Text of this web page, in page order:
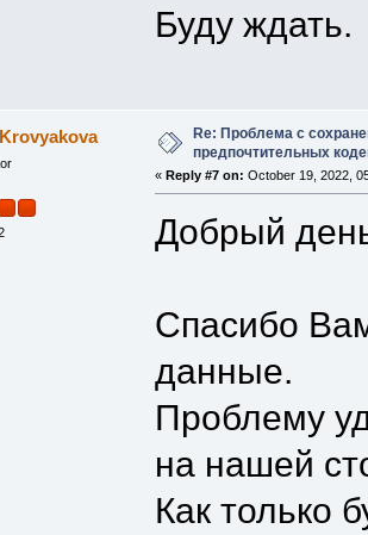
Буду ждать.
Re: Проблема с
предпочтительных
« Reply #7 on: October 19, 2022,
Добрый
Спасибо
данные.
Проблему
на нашей
Как только